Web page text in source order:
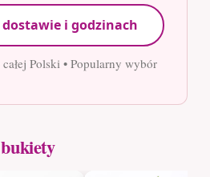
dostawie i godzinach
Polski • Popularny wybór